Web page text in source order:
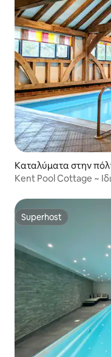
Καταλύματα στην
Kent Pool Cottage ~
Superhost
Superhost